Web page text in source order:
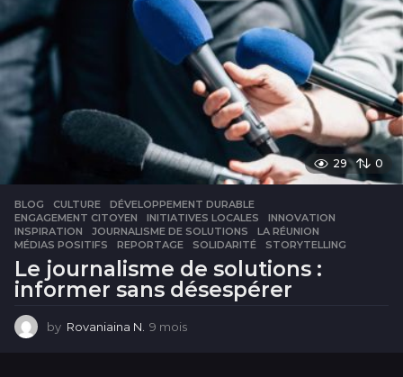
29 0
BLOG CULTURE ,DÉVELOPPEMENT DURABLE
ENGAGEMENT CITOYEN
,INITIATIVES LOCALES ,INNOVATION
INSPIRATION
,JOURNALISME DE SOLUTIONS ,LA RÉUNION
MÉDIAS POSITIFS
,REPORTAGE ,SOLIDARITÉ ,STORYTELLING
Le journalisme de solutions :
informer sans désespérer
by Rovaniaina N. 9 mois